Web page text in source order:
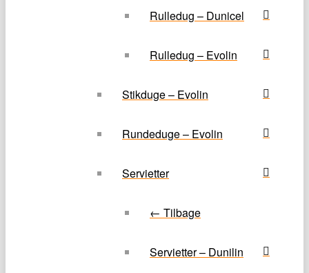
Rulledug – Dunicel
Rulledug – Evolin
Stikduge – Evolin
Rundeduge – Evolin
Servietter
← Tilbage
Servietter – Dunilin